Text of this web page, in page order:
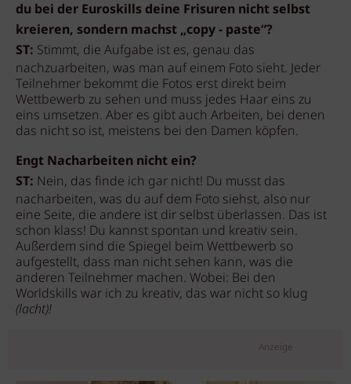
du bei der Euroskills deine Frisuren nicht selbst
kreieren, sondern machst „copy - paste“?
ST: Stimmt, die Aufgabe ist es, genau das
nachzuarbeiten, was man auf einem Foto sieht. Jeder
Teilnehmer bekommt die Fotos erst direkt beim
Wettbewerb zu sehen und muss jedes Haar eins zu
eins umsetzen. Aber es gibt auch Arbeiten, bei denen
das nicht so ist, meistens bei den Damen köpfen.
Engt Nacharbeiten nicht ein?
ST: Nein, das finde ich gar nicht! Du musst das
nacharbeiten, was du auf dem Foto siehst, also nur
eine Seite, die andere ist dir selbst überlassen. Das ist
schon klass! Du kannst spontan und kreativ sein.
Außerdem sind die Spiegel beim Wettbewerb so
aufgestellt, dass man nicht sehen kann, was die
anderen Teilnehmer machen. Wobei: Bei den
Worldskills war ich zu kreativ, das war nicht so klug
(lacht)!
Anzeige